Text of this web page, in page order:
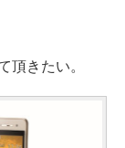
頂きたい。